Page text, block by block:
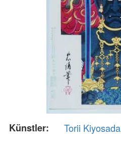
Künstler:
Torii Kiyosada